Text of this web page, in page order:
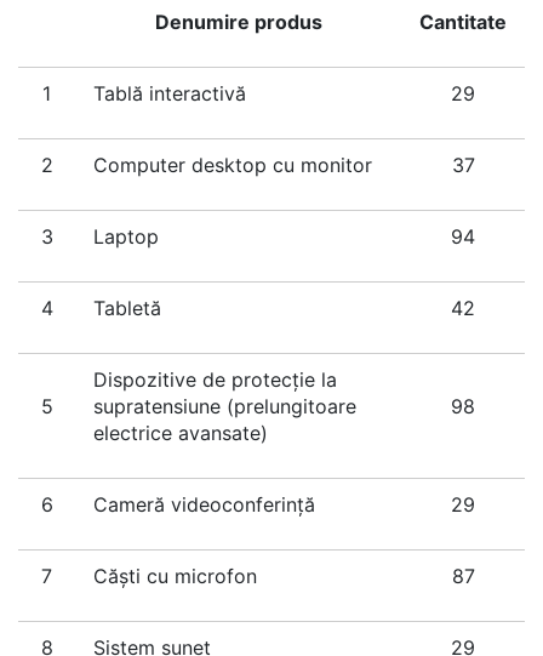
Denumire produs Cantitate
1 Tablă interactivă 29
2 Computer desktop cu monitor 37
3 Laptop 94
4 Tabletă 42
5
Dispozitive de protecție la
supratensiune (prelungitoare
electrice avansate)
98
6 Cameră videoconferință 29
7 Căști cu microfon 87
8 Sistem sunet 29